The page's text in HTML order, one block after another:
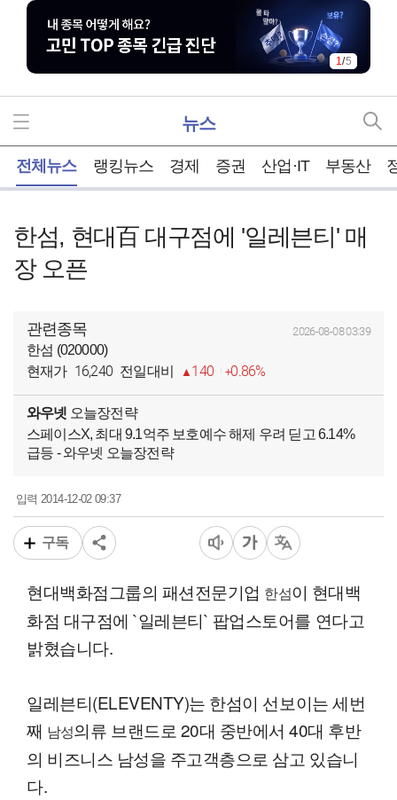
1/5
뉴스
전체뉴스 랭킹뉴스 경제 증권 산업·IT 부동산
한섬, 현대百 대구점에 '일레븐티' 매
장 오픈
관련종목 2026-08-08 03:39
한섬 (020000)
현재가 16,240 전일대비 140 0.86%
와우넷 오늘장전략
스페이스X, 최대 9.1억주 보호예수 해제 우려 딛고 6.14%
급등 - 와우넷 오늘장전략
입력2014-12-02 09:37
구독
현대백화점그룹의 패션전문기업 한섬이 현대백
화점 대구점에 `일레븐티` 팝업스토어를 연다고
밝혔습니다.
일레븐티(ELEVENTY)는 한섬이 선보이는 세번
째 남성의류 브랜드로 20대 중반에서 40대 후반
의 비즈니스 남성을 주고객층으로 삼고 있습니
다.